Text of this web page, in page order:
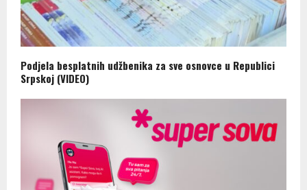
Podjela besplatnih udžbenika za sve osnovce u Republici
Srpskoj (VIDEO)